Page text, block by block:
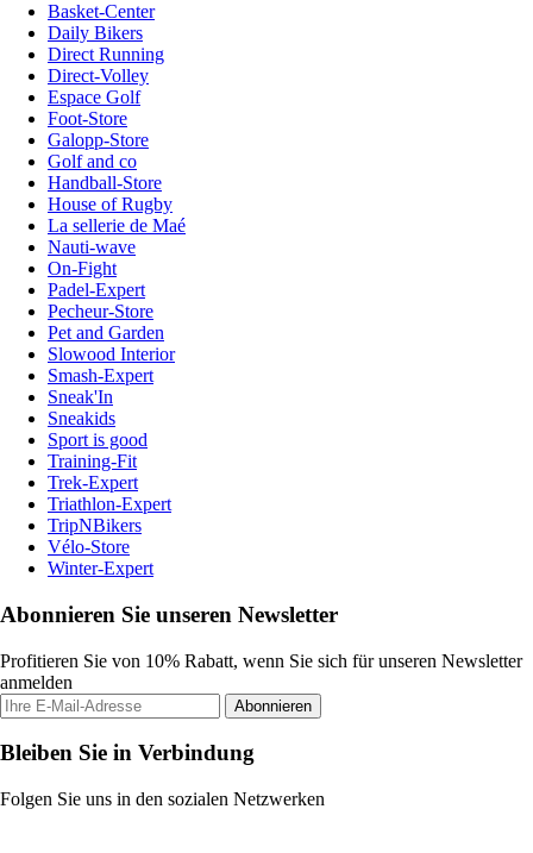
Basket-Center
Daily Bikers
Direct Running
Direct-Volley
Espace Golf
Foot-Store
Galopp-Store
Golf and co
Handball-Store
House of Rugby
La sellerie de Maé
Nauti-wave
On-Fight
Padel-Expert
Pecheur-Store
Pet and Garden
Slowood Interior
Smash-Expert
Sneak'In
Sneakids
Sport is good
Training-Fit
Trek-Expert
Triathlon-Expert
TripNBikers
Vélo-Store
Winter-Expert
Abonnieren Sie unseren Newsletter
Profitieren Sie von 10% Rabatt, wenn Sie sich für unseren Newsletter
anmelden
Abonnieren
Bleiben Sie in Verbindung
Folgen Sie uns in den sozialen Netzwerken